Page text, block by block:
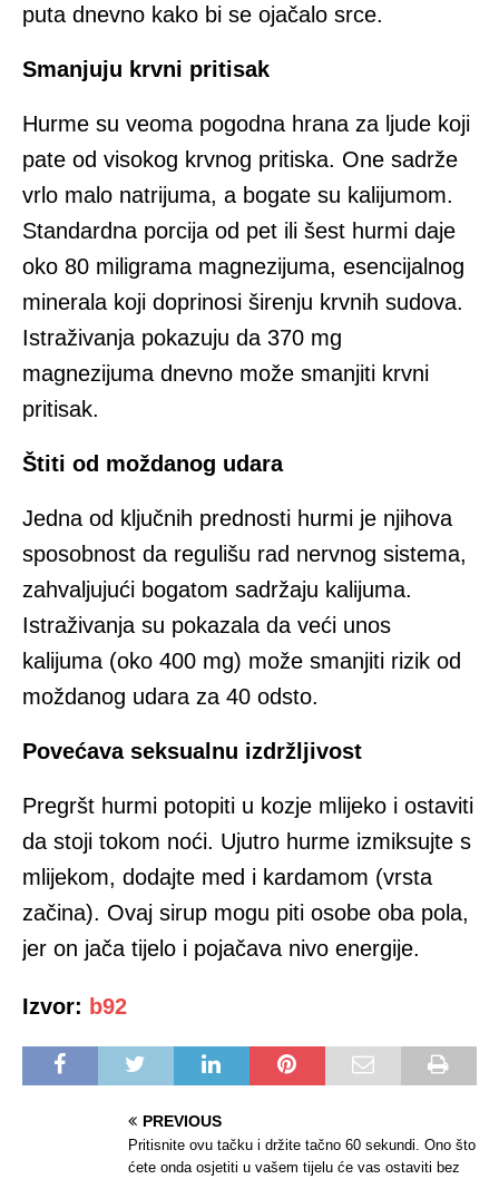
puta dnevno kako bi se ojačalo srce.
Smanjuju krvni pritisak
Hurme su veoma pogodna hrana za ljude koji
pate od visokog krvnog pritiska. One sadrže
vrlo malo natrijuma, a bogate su kalijumom.
Standardna porcija od pet ili šest hurmi daje
oko 80 miligrama magnezijuma, esencijalnog
minerala koji doprinosi širenju krvnih sudova.
Istraživanja pokazuju da 370 mg
magnezijuma dnevno može smanjiti krvni
pritisak.
Štiti od moždanog udara
Jedna od ključnih prednosti hurmi je njihova
sposobnost da regulišu rad nervnog sistema,
zahvaljujući bogatom sadržaju kalijuma.
Istraživanja su pokazala da veći unos
kalijuma (oko 400 mg) može smanjiti rizik od
moždanog udara za 40 odsto.
Povećava seksualnu izdržljivost
Pregršt hurmi potopiti u kozje mlijeko i ostaviti
da stoji tokom noći. Ujutro hurme izmiksujte s
mlijekom, dodajte med i kardamom (vrsta
začina). Ovaj sirup mogu piti osobe oba pola,
jer on jača tijelo i pojačava nivo energije.
Izvor: b92
PREVIOUS
Pritisnite ovu tačku i držite tačno 60 sekundi. Ono što
ćete onda osjetiti u vašem tijelu će vas ostaviti bez